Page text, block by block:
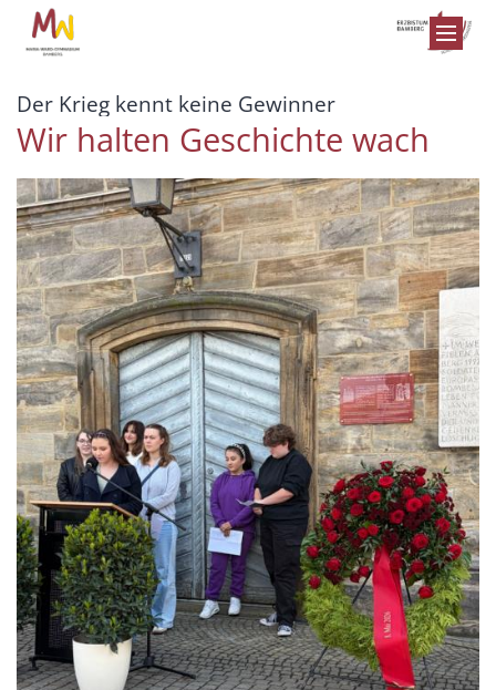
Zum Inhalt springen
Der Krieg kennt keine Gewinner:
Wir halten Geschichte wach